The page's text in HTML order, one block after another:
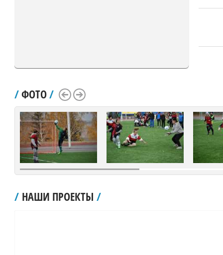
/ФОТО/
Scroll LeftScroll Right
/ НАШИ ПРОЕКТЫ /